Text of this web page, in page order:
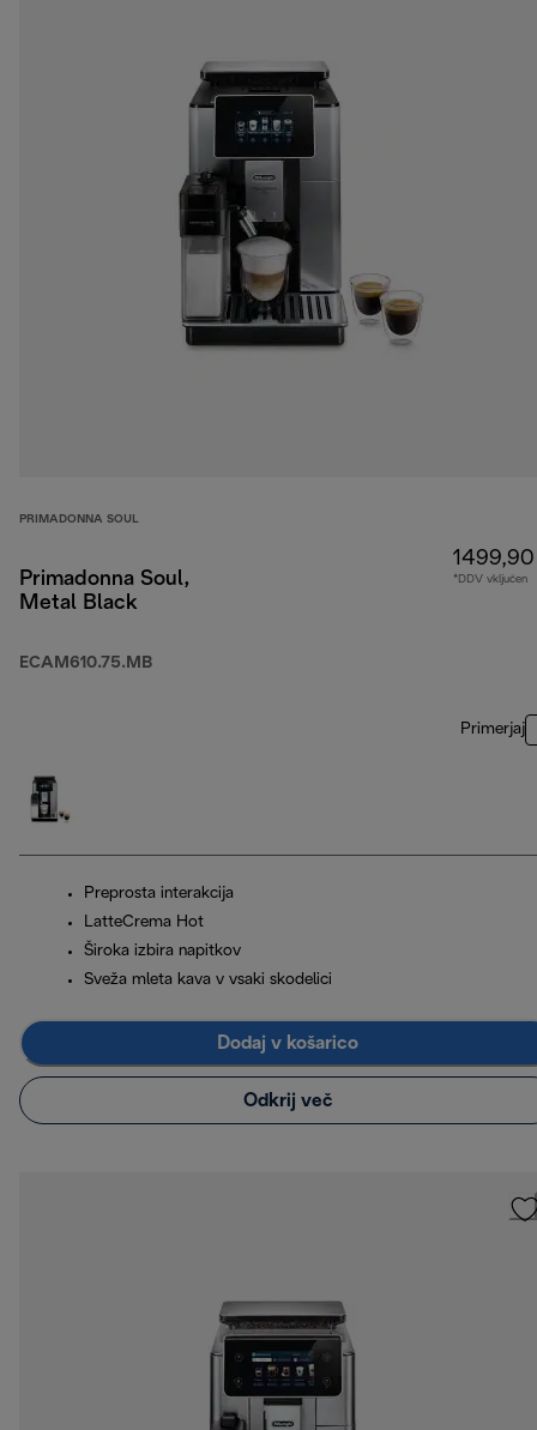
PRIMADONNA SOUL
Primadonna Soul,
Metal Black
ECAM610.75.MB
*DDV vključen
Primerjaj
Preprosta interakcija
LatteCrema Hot
Široka izbira napitkov
Sveža mleta kava v vsaki skodelici
Dodaj v košarico
Odkrij več